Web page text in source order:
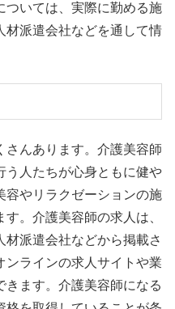
ついては、実際に勤める施
材派遣会社などを通して情
さんあります。介護美容師
う人たちが心身ともに健や
容やリラクゼーションの施
。介護美容師の求人は、
派遣会社などから掲載さ
ンラインの求人サイトや業
ます。介護美容師になる